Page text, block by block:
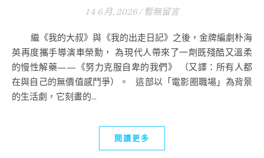
14 6 月, 2026 / 暫無留言
繼《我的大叔》與《我的出走日記》之後，金牌編劇朴海
英再度攜手導演車榮勳， 為現代人帶來了一劑既殘酷又溫柔
的慢性解藥——《努力克服自卑的我們》 （又譯：所有人都
在與自己的無價值感鬥爭）。 這部以「電影圈職場」為背景
的生活劇，它刻畫的...
閱讀更多